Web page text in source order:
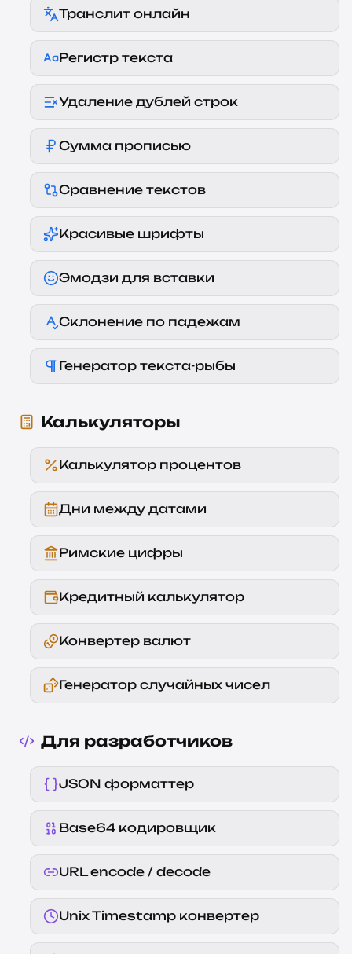
Транслит онлайн
Регистр текста
Удаление дублей строк
Сумма прописью
Сравнение текстов
Красивые шрифты
Эмодзи для вставки
Склонение по падежам
Генератор текста-рыбы
Калькуляторы
Калькулятор процентов
Дни между датами
Римские цифры
Кредитный калькулятор
Конвертер валют
Генератор случайных чисел
Для разработчиков
JSON форматтер
Base64 кодировщик
URL encode / decode
Unix Timestamp конвертер